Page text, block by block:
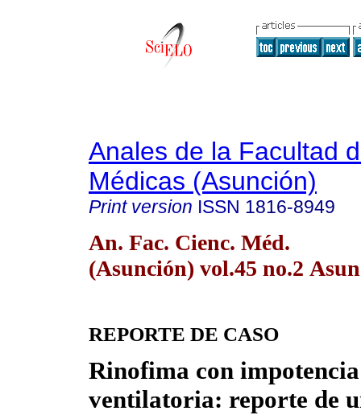
Anales de la Facultad
Médicas (Asunción)
Print version ISSN 1816-8949
An. Fac. Cienc. Méd.
(Asunción) vol.45 no.2
REPORTE DE CASO
Rinofima con
ventilatoria: reporte de